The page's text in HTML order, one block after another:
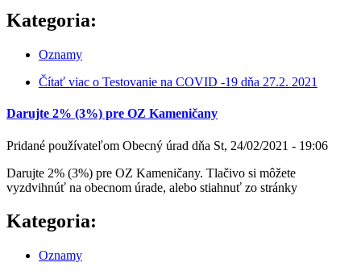
Kategoria:
Oznamy
Čítať viac o Testovanie na COVID -19 dňa 27.2. 2021
Darujte 2% (3%) pre OZ Kameničany
Pridané používateľom Obecný úrad dňa St, 24/02/2021 - 19:06
Darujte 2% (3%) pre OZ Kameničany. Tlačivo si môžete
vyzdvihnúť na obecnom úrade, alebo stiahnuť zo stránky
Kategoria:
Oznamy